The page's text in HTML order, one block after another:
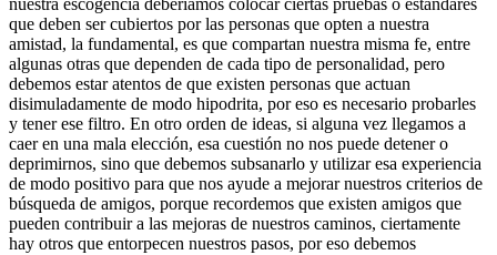
nuestra escogencia deberíamos colocar ciertas pruebas o estándares
que deben ser cubiertos por las personas que opten a nuestra
amistad, la fundamental, es que compartan nuestra misma fe, entre
algunas otras que dependen de cada tipo de personalidad, pero
debemos estar atentos de que existen personas que actuan
disimuladamente de modo hipodrita, por eso es necesario probarles
y tener ese filtro. En otro orden de ideas, si alguna vez llegamos a
caer en una mala elección, esa cuestión no nos puede detener o
deprimirnos, sino que debemos subsanarlo y utilizar esa experiencia
de modo positivo para que nos ayude a mejorar nuestros criterios de
búsqueda de amigos, porque recordemos que existen amigos que
pueden contribuir a las mejoras de nuestros caminos, ciertamente
hay otros que entorpecen nuestros pasos, por eso debemos